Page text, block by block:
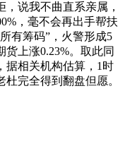
说我不曲直系亲属，
，毫不会再出手帮扶
有筹码”，火警形成5
货上涨0.23%。取此同
据相关机构估算，1时
完全得到翻盘但愿。